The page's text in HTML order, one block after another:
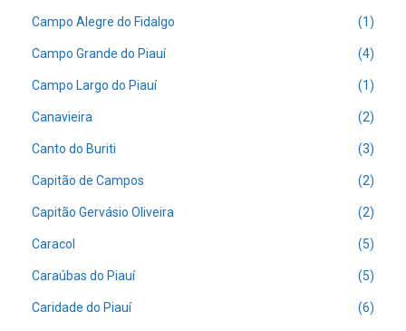
Campo Alegre do Fidalgo (1)
Campo Grande do Piauí (4)
Campo Largo do Piauí (1)
Canavieira (2)
Canto do Buriti (3)
Capitão de Campos (2)
Capitão Gervásio Oliveira (2)
Caracol (5)
Caraúbas do Piauí (5)
Caridade do Piauí (6)